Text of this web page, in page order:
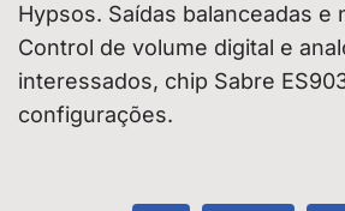
Hypsos. Saídas balanceadas e
Control de volume digital e
interessados, chip Sabre
configurações.